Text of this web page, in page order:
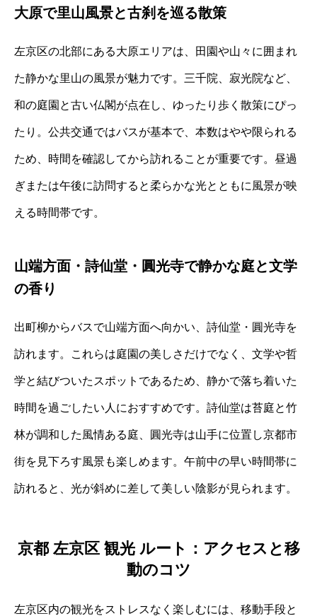
大原で里山風景と古刹を巡る散策
左京区の北部にある大原エリアは、田園や山々に囲まれ
た静かな里山の風景が魅力です。三千院、寂光院など、
和の庭園と古い仏閣が点在し、ゆったり歩く散策にぴっ
たり。公共交通ではバスが基本で、本数はやや限られる
ため、時間を確認してから訪れることが重要です。昼過
ぎまたは午後に訪問すると柔らかな光とともに風景が映
える時間帯です。
山端方面・詩仙堂・圓光寺で静かな庭と文学
の香り
出町柳からバスで山端方面へ向かい、詩仙堂・圓光寺を
訪れます。これらは庭園の美しさだけでなく、文学や哲
学と結びついたスポットであるため、静かで落ち着いた
時間を過ごしたい人におすすめです。詩仙堂は苔庭と竹
林が調和した風情ある庭、圓光寺は山手に位置し京都市
街を見下ろす風景も楽しめます。午前中の早い時間帯に
訪れると、光が斜めに差して美しい陰影が見られます。
京都 左京区 観光 ルート：アクセスと移
動のコツ
左京区内の観光をストレスなく楽しむには、移動手段と